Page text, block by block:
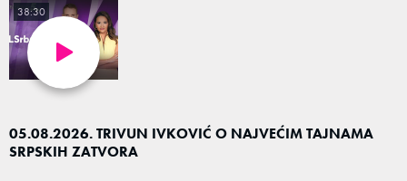
05.08.2026. TRIVUN IVKOVIĆ O NAJVEĆIM TAJNAMA
SRPSKIH ZATVORA
38:30